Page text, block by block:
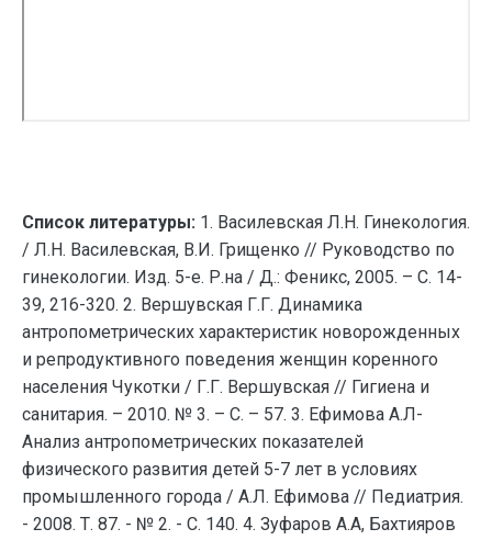
Список литературы: 1. Василевская Л.Н. Гинекология.
/ Л.Н. Василевская, В.И. Грищенко // Руководство по
гинекологии. Изд. 5-е. Р.на / Д.: Феникс, 2005. – С. 14-
39, 216-320. 2. Вершувская Г.Г. Динамика
антропометрических характеристик новорожденных
и репродуктивного поведения женщин коренного
населения Чукотки / Г.Г. Вершувская // Гигиена и
санитария. – 2010. № 3. – С. – 57. 3. Ефимова А.Л-
Анализ антропометрических показателей
физического развития детей 5-7 лет в условиях
промышленного города / А.Л. Ефимова // Педиатрия.
- 2008. Т. 87. - № 2. - С. 140. 4. Зуфаров А.А, Бахтияров